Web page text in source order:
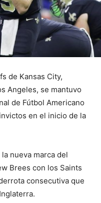
de Kansas City,
Angeles, se mantuvo
de Fútbol Americano
en el inicio de la
nueva marca del
Brees con los Saints
consecutiva que